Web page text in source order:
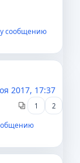
сообщению
2017, 17:37
1 2